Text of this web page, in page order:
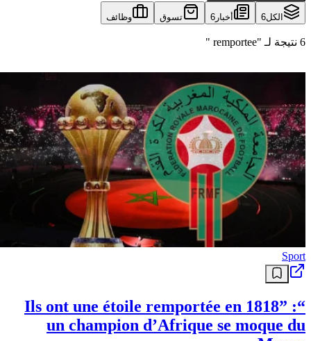
الكل6 أخبار 6 تسوق وظائف
6 نتيجة لـ "remportee "
Sport
“Ils ont une étoile remportée en 1818” :
un champion d’Afrique se moque du